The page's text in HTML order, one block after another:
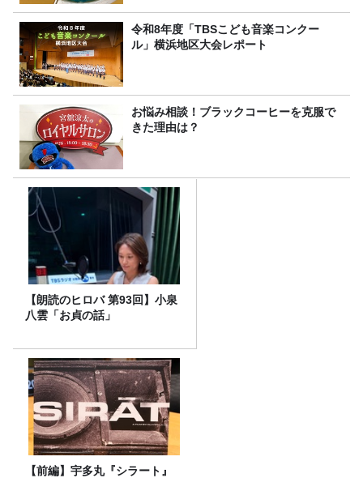
令和8年度「TBSこども音楽コンクー
ル」横浜地区大会レポート
お悩み相談！ブラックコーヒーを克服で
きた理由は？
【朗読のヒロバ 第93回】小泉
八雲「お貞の話」
【前編】宇多丸『シラート』